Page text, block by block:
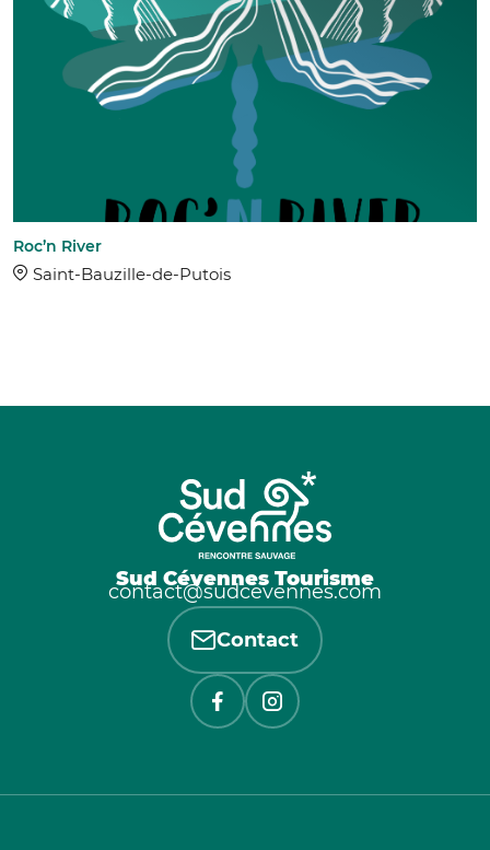
Roc’n River
Saint-Bauzille-de-Putois
Sud Cévennes Tourisme
contact@sudcevennes.com
Contact